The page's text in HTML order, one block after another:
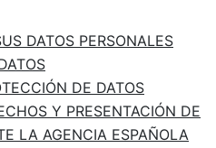
DATOS PERSONALES
DE DATOS
Y PRESENTACIÓN DE
LA AGENCIA ESPAÑOLA